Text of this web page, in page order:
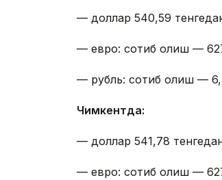
— доллар 540,59
— евро: сотиб олиш —
— рубль: сотиб олиш —
Чимкентда:
— доллар 541,78
— евро: сотиб олиш —